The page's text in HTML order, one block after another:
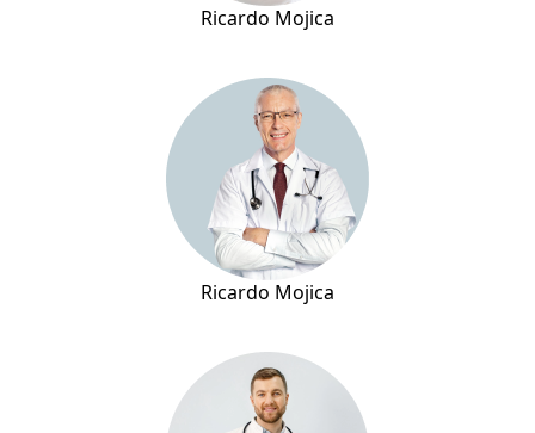
Ricardo Mojica
Ricardo Mojica